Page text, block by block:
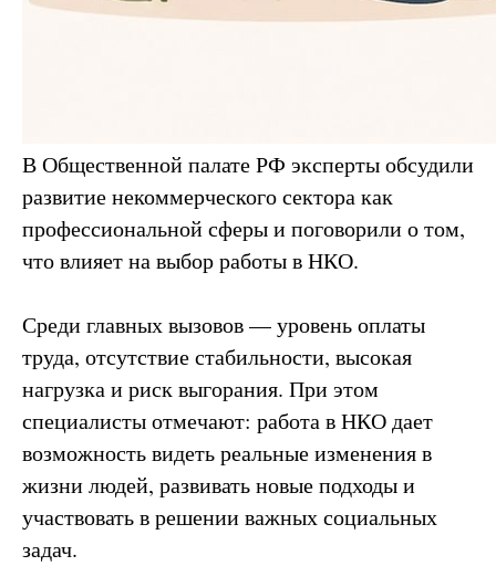
В Общественной палате РФ эксперты обсудили
развитие некоммерческого сектора как
профессиональной сферы и поговорили о том,
что влияет на выбор работы в НКО.
Среди главных вызовов — уровень оплаты
труда, отсутствие стабильности, высокая
нагрузка и риск выгорания. При этом
специалисты отмечают: работа в НКО дает
возможность видеть реальные изменения в
жизни людей, развивать новые подходы и
участвовать в решении важных социальных
задач.